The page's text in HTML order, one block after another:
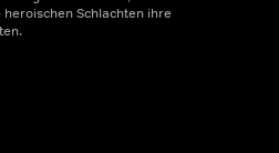
Schlachten ihre